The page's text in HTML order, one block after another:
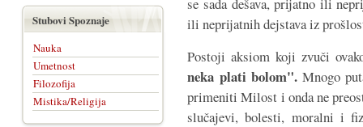
ili neprijatnih dejstava iz
Postoji aksiom koji zvuči
neka plati bolom".Mnogo
primeniti Milost i onda ne
slučajevi, bolesti, moralni i
Stubovi Spoznaje
Nauka
Umetnost
Filozofija
Mistika/Religija